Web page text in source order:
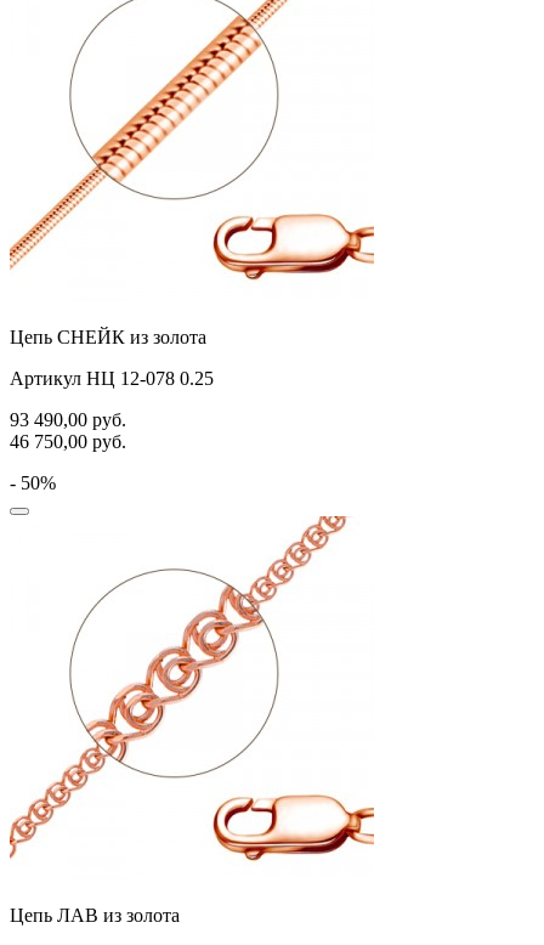
Цепь СНЕЙК из золота
Артикул НЦ 12-078 0.25
93 490,00 руб.
46 750,00 руб.
- 50%
Цепь ЛАВ из золота